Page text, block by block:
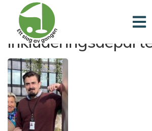
Arbeids- og